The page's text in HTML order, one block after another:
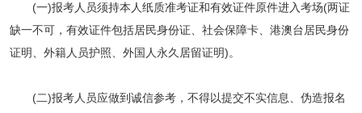
(一)报考人员须持本人纸质准考证和有效证件原件进入考场(两证
缺一不可，有效证件包括居民身份证、社会保障卡、港澳台居民身份
证明、外籍人员护照、外国人永久居留证明)。
(二)报考人员应做到诚信参考，不得以提交不实信息、伪造报名